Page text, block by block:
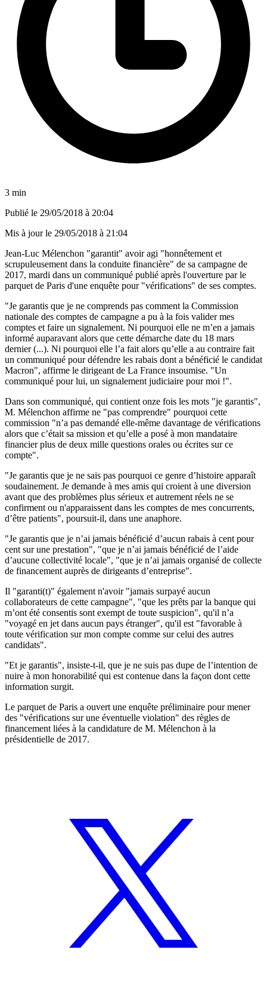
3 min
Publié le 29/05/2018 à 20:04
Mis à jour le 29/05/2018 à 21:04
Jean-Luc Mélenchon "garantit" avoir agi "honnêtement et
scrupuleusement dans la conduite financière" de sa campagne de
2017, mardi dans un communiqué publié après l'ouverture par le
parquet de Paris d'une enquête pour "vérifications" de ses comptes.
"Je garantis que je ne comprends pas comment la Commission
nationale des comptes de campagne a pu à la fois valider mes
comptes et faire un signalement. Ni pourquoi elle ne m’en a jamais
informé auparavant alors que cette démarche date du 18 mars
dernier (...). Ni pourquoi elle l’a fait alors qu’elle a au contraire fait
un communiqué pour défendre les rabais dont a bénéficié le candidat
Macron", affirme le dirigeant de La France insoumise. "Un
communiqué pour lui, un signalement judiciaire pour moi !".
Dans son communiqué, qui contient onze fois les mots "je garantis",
M. Mélenchon affirme ne "pas comprendre" pourquoi cette
commission "n’a pas demandé elle-même davantage de vérifications
alors que c’était sa mission et qu’elle a posé à mon mandataire
financier plus de deux mille questions orales ou écrites sur ce
compte".
"Je garantis que je ne sais pas pourquoi ce genre d’histoire apparaît
soudainement. Je demande à mes amis qui croient à une diversion
avant que des problèmes plus sérieux et autrement réels ne se
confirment ou n'apparaissent dans les comptes de mes concurrents,
d’être patients", poursuit-il, dans une anaphore.
"Je garantis que je n’ai jamais bénéficié d’aucun rabais à cent pour
cent sur une prestation", "que je n’ai jamais bénéficié de l’aide
d’aucune collectivité locale", "que je n’ai jamais organisé de collecte
de financement auprès de dirigeants d’entreprise".
Il "garanti(t)" également n'avoir "jamais surpayé aucun
collaborateurs de cette campagne", "que les prêts par la banque qui
m’ont été consentis sont exempt de toute suspicion", qu'il n’a
"voyagé en jet dans aucun pays étranger", qu'il est "favorable à
toute vérification sur mon compte comme sur celui des autres
candidats".
"Et je garantis", insiste-t-il, que je ne suis pas dupe de l’intention de
nuire à mon honorabilité qui est contenue dans la façon dont cette
information surgit.
Le parquet de Paris a ouvert une enquête préliminaire pour mener
des "vérifications sur une éventuelle violation" des règles de
financement liées à la candidature de M. Mélenchon à la
présidentielle de 2017.